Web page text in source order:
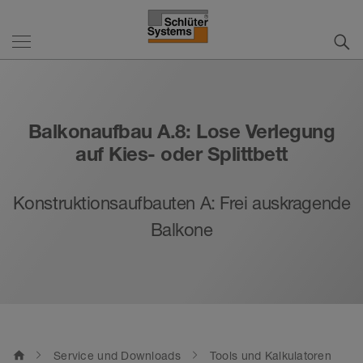
Balkonaufbau A.8: Lose Verlegung
auf Kies- oder Splittbett
Konstruktionsaufbauten A: Frei auskragende
Balkone
home Service und Downloads
Tools und Kalkulatoren